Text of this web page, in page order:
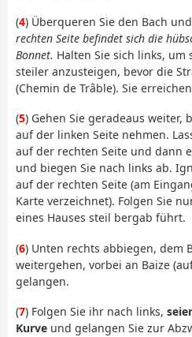
(4) Überqueren Sie den Bach
rechten Seite befindet sich die
Bonnet. Halten Sie sich links,
steiler anzusteigen, bevor die
(Chemin de Trâble). Sie
(5) Gehen Sie geradeaus weiter,
auf der linken Seite nehmen.
auf der rechten Seite und dann
und biegen Sie nach links ab.
auf der rechten Seite (am
Karte verzeichnet). Folgen Sie
eines Hauses steil bergab führt.
(6) Unten rechts abbiegen, dem
weitergehen, vorbei an Baize
gelangen.
(7) Folgen Sie ihr nach links,
Kurve und gelangen Sie zur